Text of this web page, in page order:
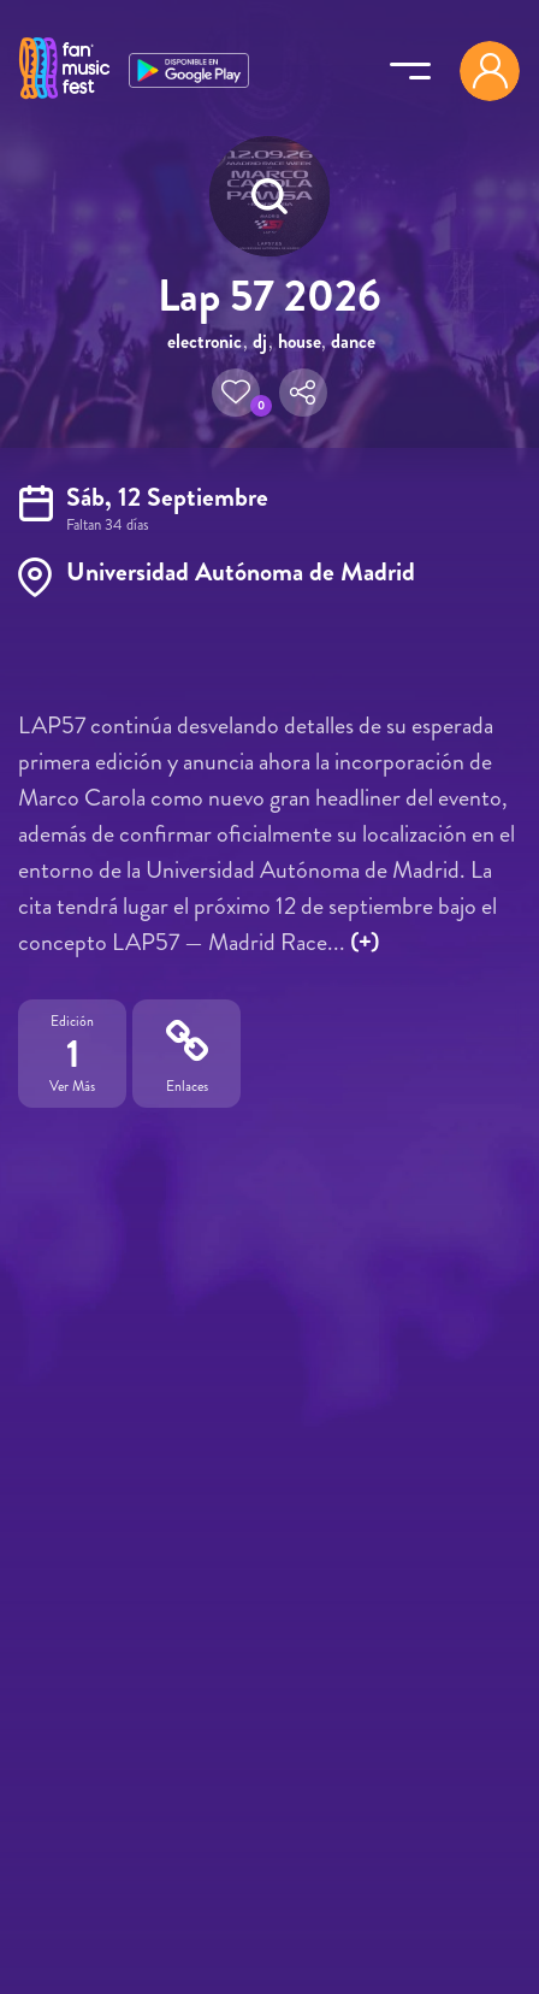
Lap 57 2026
electronic, dj, house,dance
,electro
0
Sáb, 12 Septiembre
Faltan 34 días
Universidad Autónoma de Madrid
LAP57 continúa desvelando detalles de su esperada
primera edición y anuncia ahora la incorporación de
Marco Carola como nuevo gran headliner del evento,
además de confirmar oficialmente su localización en el
entorno de la Universidad Autónoma de Madrid. La
cita tendrá lugar el próximo 12 de septiembre bajo el
concepto LAP57 — Madrid Race... (+)
Edición
1
Ver Más Enlaces